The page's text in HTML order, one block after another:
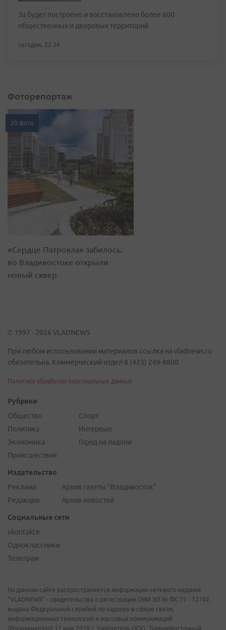
За будет построено и восстановлено более 600
общественных и дворовых территорий
сегодня, 22:34
Фоторепортаж
20 фото
«Сердце Патрокла» забилось:
во Владивостоке открыли
новый сквер
© 1997 - 2026 VLADNEWS
При любом использовании материалов ссылка на vladnews.ru
обязательна. Коммерческий отдел 8 (423) 249-8800
Политика обработки персональных данных
Рубрики
Общество
Политика
Экономика
Происшествия
Спорт
Интервью
Город на ладони
Издательство
Реклама
Редакция
Архив газеты "Владивосток"
Архив новостей
Социальные сети
vkontakte
Одноклассники
Телеграм
На данном сайте распространяется информация сетевого издания
"VLADNEWS" - свидетельство о регистрации СМИ ЭЛ № ФС 77 - 72742,
выдано Федеральной службой по надзору в сфере связи,
информационных технологий и массовых коммуникаций
(Роскомнадзор) 17 мая 2018 г. Учредитель ООО "Дальневосточный